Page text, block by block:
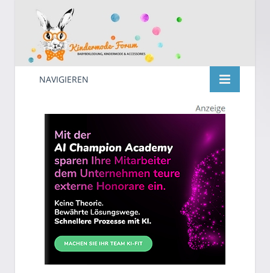
Kindermode
Suche
nach:
NAVIGIEREN